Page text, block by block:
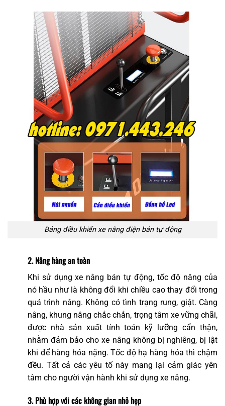
Bảng điều khiển xe nâng điện bán tự động
2. Nâng hàng an toàn
Khi sử dụng xe nâng bán tự động, tốc độ nâng của
nó hầu như là không đổi khi chiều cao thay đổi trong
quá trình nâng. Không có tình trạng rung, giật. Càng
nâng, khung nâng chắc chắn, trọng tâm xe vững chãi,
được nhà sản xuất tính toán kỹ lưỡng cẩn thận,
nhằm đảm bảo cho xe nâng không bị nghiêng, bị lật
khi để hàng hóa nặng. Tốc độ hạ hàng hóa thì chậm
đều. Tất cả các yêu tố này mang lại cảm giác yên
tâm cho người vận hành khi sử dụng xe nâng.
3. Phù hợp với các không gian nhỏ hẹp